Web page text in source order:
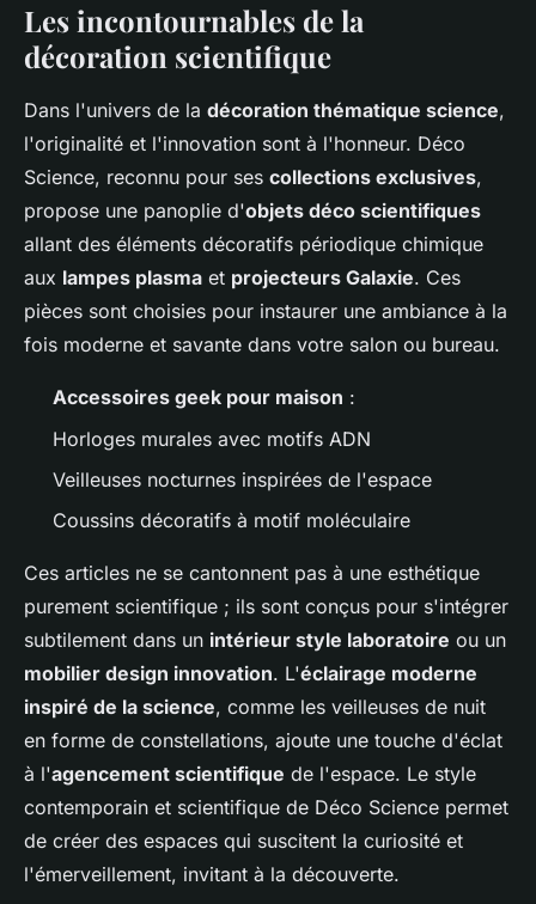
Les incontournables de la
décoration scientifique
Dans l'univers de la décoration thématique science,
l'originalité et l'innovation sont à l'honneur. Déco
Science, reconnu pour ses collections exclusives,
propose une panoplie d'objets déco scientifiques
allant des éléments décoratifs périodique chimique
aux lampes plasma et projecteurs Galaxie. Ces
pièces sont choisies pour instaurer une ambiance à la
fois moderne et savante dans votre salon ou bureau.
Accessoires geek pour maison :
Horloges murales avec motifs ADN
Veilleuses nocturnes inspirées de l'espace
Coussins décoratifs à motif moléculaire
Ces articles ne se cantonnent pas à une esthétique
purement scientifique ; ils sont conçus pour s'intégrer
subtilement dans un intérieur style laboratoire ou un
mobilier design innovation. L'éclairage moderne
inspiré de la science, comme les veilleuses de nuit
en forme de constellations, ajoute une touche d'éclat
à l'agencement scientifique de l'espace. Le style
contemporain et scientifique de Déco Science permet
de créer des espaces qui suscitent la curiosité et
l'émerveillement, invitant à la découverte.